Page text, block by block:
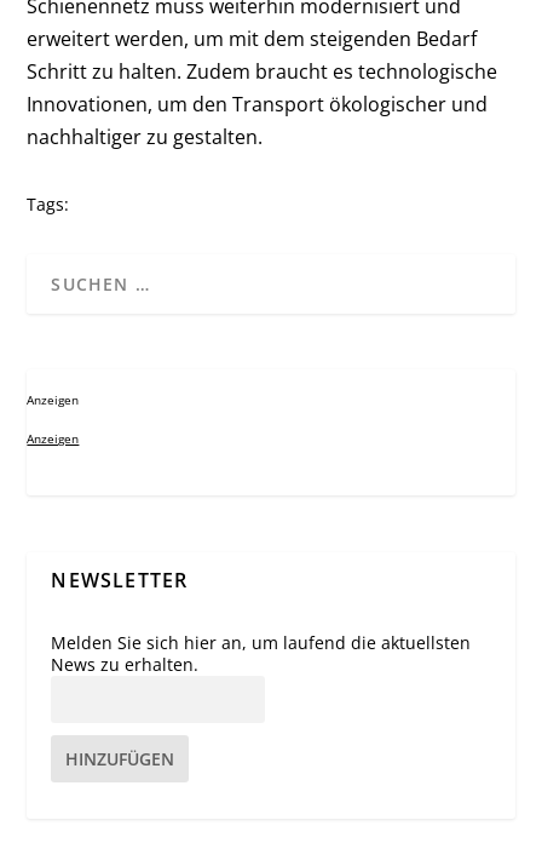
Schienennetz muss weiterhin modernisiert und
erweitert werden, um mit dem steigenden Bedarf
Schritt zu halten. Zudem braucht es technologische
Innovationen, um den Transport ökologischer und
nachhaltiger zu gestalten.
Tags:
Anzeigen
Anzeigen
NEWSLETTER
Melden Sie sich hier an, um laufend die aktuellsten
News zu erhalten.
HINZUFÜGEN